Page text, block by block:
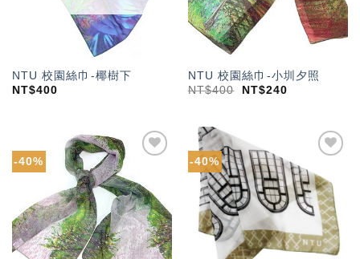
NTU 校園絲巾-椰樹下
NT$400
NTU 校園絲巾-小圳夕照
NT$400 NT$240
-40%
望輕
單」
-40%
「願
望輕
單」